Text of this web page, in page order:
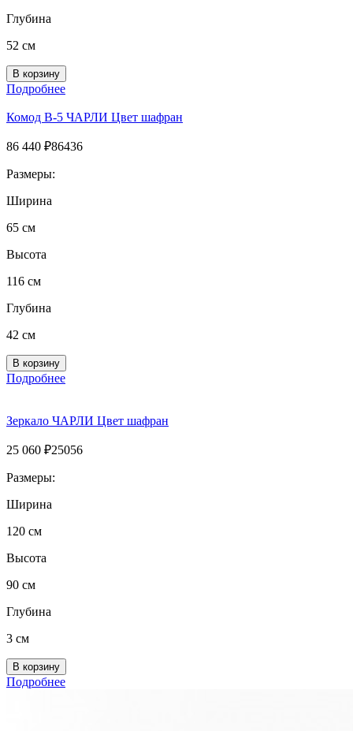
Глубина
52 см
Подробнее
Комод B-5 ЧАРЛИ Цвет шафран
86 440 ₽86436
Размеры:
Ширина
65 см
Высота
116 см
Глубина
42 см
Подробнее
Зеркало ЧАРЛИ Цвет шафран
25 060 ₽25056
Размеры:
Ширина
120 см
Высота
90 см
Глубина
3 см
Подробнее